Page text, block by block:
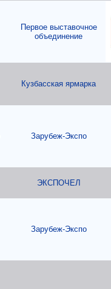
Первое выставочное
объединение
Кузбасская ярмарка
Зарубеж-Экспо
ЭКСПОЧЕЛ
Зарубеж-Экспо